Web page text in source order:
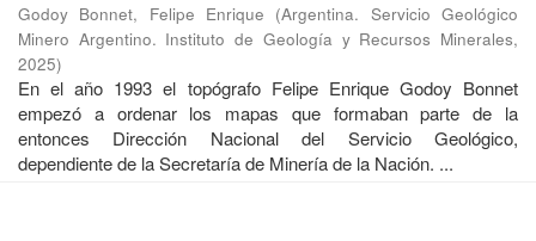
Godoy Bonnet, Felipe Enrique (Argentina. Servicio Geológico
Minero Argentino. Instituto de Geología y Recursos Minerales,
2025)
En el año 1993 el topógrafo Felipe Enrique Godoy Bonnet
empezó a ordenar los mapas que formaban parte de la
entonces Dirección Nacional del Servicio Geológico,
dependiente de la Secretaría de Minería de la Nación. ...